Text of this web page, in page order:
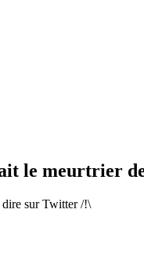
le meurtrier
dire sur Twitter /!\